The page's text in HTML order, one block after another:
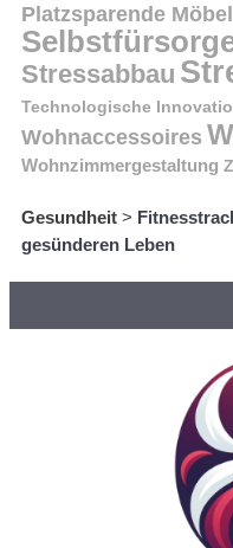
Platzsparende Möbel
Stressabbau
Technologische
Wohnaccessoires
Wohnzimmergestaltung
Gesundheit >
gesünderen Leben